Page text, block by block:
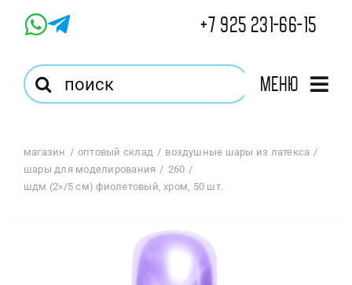
+7 925 231-66-15
Результат
поиска:
Меню
Магазин
Оптовый Магазин
магазин оптовый склад
воздушные шары из латекса
шары для моделирования
260
шдм (2»/5 см) фиолетовый, хром, 50 шт.